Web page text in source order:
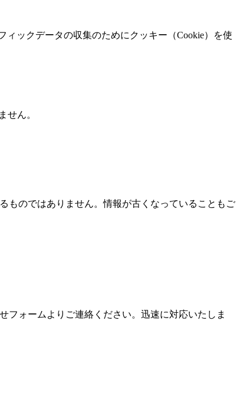
ィックデータの収集のためにクッキー（Cookie）を使
せん。
ものではありません。情報が古くなっていることもご
フォームよりご連絡ください。迅速に対応いたしま